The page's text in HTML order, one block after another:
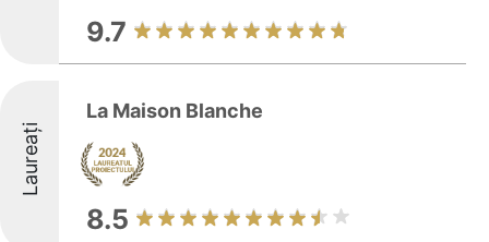
9.7
Laureați
La Maison Blanche
8.5